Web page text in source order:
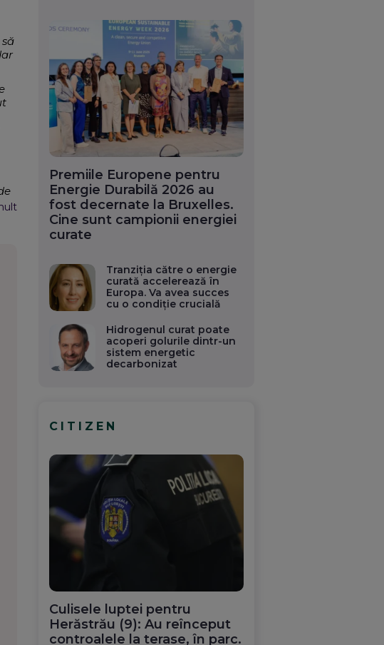
Premiile Europene pentru
Energie Durabilă 2026 au
fost decernate la Bruxelles.
Cine sunt campionii energiei
curate
Tranziția către o energie
curată accelerează în
Europa. Va avea succes
cu o condiție crucială
Hidrogenul curat poate
acoperi golurile dintr-un
sistem energetic
decarbonizat
CITIZEN
Culisele luptei pentru
Herăstrău (9): Au reînceput
controalele la terase, în parc.